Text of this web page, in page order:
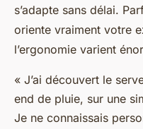
s’adapte sans délai.
oriente vraiment votre
l’ergonomie varient
« J’ai découvert le
end de pluie, sur une
Je ne connaissais